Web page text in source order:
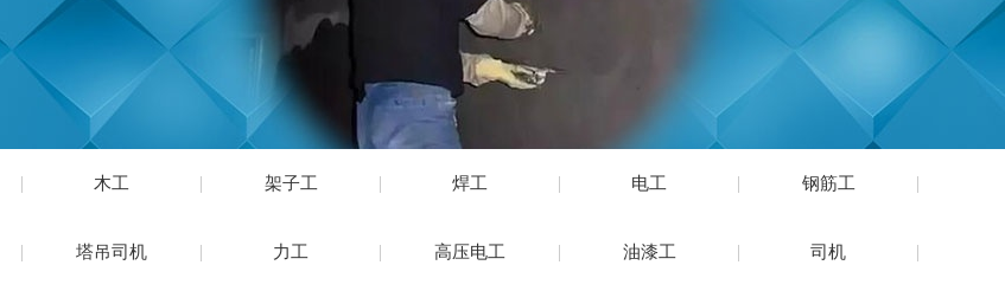
木工 架子工 焊工 电工 钢筋工
塔吊司机 力工 高压电工 油漆工 司机